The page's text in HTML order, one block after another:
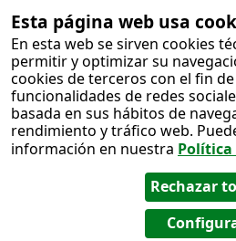
Esta página web usa
En esta web se sirven cookies
permitir y optimizar su
cookies de terceros con el fin
funcionalidades de redes
basada en sus hábitos de
rendimiento y tráfico web.
información en nuestra Política